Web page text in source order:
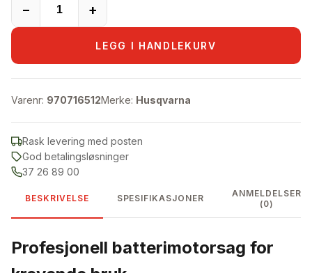
− +
LEGG I HANDLEKURV
Varenr: 970716512Merke: Husqvarna
Rask levering med posten
God betalingsløsninger
37 26 89 00
BESKRIVELSE SPESIFIKASJONER
ANMELDELSER
(0)
Profesjonell batterimotorsag for